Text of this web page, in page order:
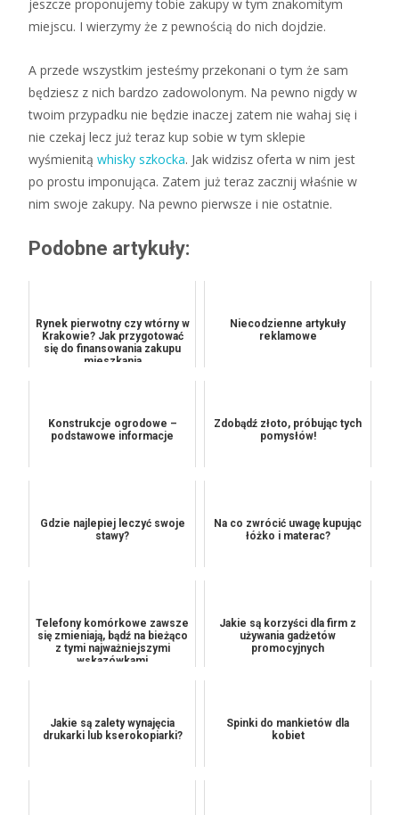
jeszcze proponujemy tobie zakupy w tym znakomitym
miejscu. I wierzymy że z pewnością do nich dojdzie.
A przede wszystkim jesteśmy przekonani o tym że sam
będziesz z nich bardzo zadowolonym. Na pewno nigdy w
twoim przypadku nie będzie inaczej zatem nie wahaj się i
nie czekaj lecz już teraz kup sobie w tym sklepie
wyśmienitą whisky szkocka. Jak widzisz oferta w nim jest
po prostu imponująca. Zatem już teraz zacznij właśnie w
nim swoje zakupy. Na pewno pierwsze i nie ostatnie.
Podobne artykuły:
Rynek pierwotny czy wtórny w
Krakowie? Jak przygotować
się do finansowania zakupu
mieszkania
Niecodzienne artykuły
reklamowe
Konstrukcje ogrodowe –
podstawowe informacje
Zdobądź złoto, próbując tych
pomysłów!
Gdzie najlepiej leczyć swoje
stawy?
Na co zwrócić uwagę kupując
łóżko i materac?
Telefony komórkowe zawsze
się zmieniają, bądź na bieżąco
z tymi najważniejszymi
wskazówkami
Jakie są korzyści dla firm z
używania gadżetów
promocyjnych
Jakie są zalety wynajęcia
drukarki lub kserokopiarki?
Spinki do mankietów dla
kobiet